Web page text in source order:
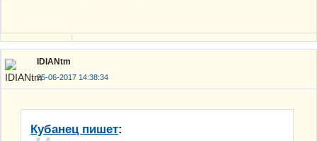
IDIANtm
25-06-2017 14:38:34
Кубанец пишет: